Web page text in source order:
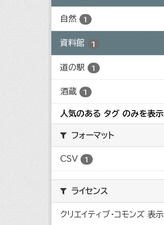
自然 1
資料館 1
道の駅 1
酒蔵 1
人気のある タグ のみを表示
フォーマット
CSV 1
ライセンス
クリエイティブ・コモンズ 表示